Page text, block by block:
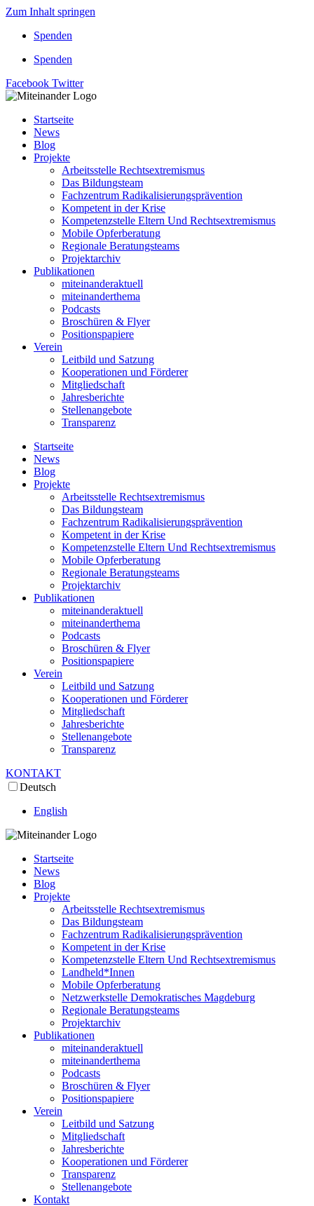
Zum Inhalt springen
Spenden
Spenden
Facebook Twitter
Startseite
News
Blog
Projekte
Arbeitsstelle Rechtsextremismus
Das Bildungsteam
Fachzentrum Radikalisierungsprävention
Kompetent in der Krise
Kompetenzstelle Eltern Und Rechtsextremismus
Mobile Opferberatung
Regionale Beratungsteams
Projektarchiv
Publikationen
miteinanderaktuell
miteinanderthema
Podcasts
Broschüren & Flyer
Positionspapiere
Verein
Leitbild und Satzung
Kooperationen und Förderer
Mitgliedschaft
Jahresberichte
Stellenangebote
Transparenz
Startseite
News
Blog
Projekte
Arbeitsstelle Rechtsextremismus
Das Bildungsteam
Fachzentrum Radikalisierungsprävention
Kompetent in der Krise
Kompetenzstelle Eltern Und Rechtsextremismus
Mobile Opferberatung
Regionale Beratungsteams
Projektarchiv
Publikationen
miteinanderaktuell
miteinanderthema
Podcasts
Broschüren & Flyer
Positionspapiere
Verein
Leitbild und Satzung
Kooperationen und Förderer
Mitgliedschaft
Jahresberichte
Stellenangebote
Transparenz
KONTAKT
Deutsch
English
Startseite
News
Blog
Projekte
Arbeitsstelle Rechtsextremismus
Das Bildungsteam
Fachzentrum Radikalisierungsprävention
Kompetent in der Krise
Kompetenzstelle Eltern Und Rechtsextremismus
Landheld*Innen
Mobile Opferberatung
Netzwerkstelle Demokratisches Magdeburg
Regionale Beratungsteams
Projektarchiv
Publikationen
miteinanderaktuell
miteinanderthema
Podcasts
Broschüren & Flyer
Positionspapiere
Verein
Leitbild und Satzung
Mitgliedschaft
Jahresberichte
Kooperationen und Förderer
Transparenz
Stellenangebote
Kontakt